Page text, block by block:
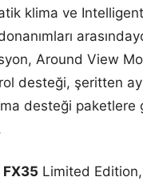
klima ve Intelligent
Around View
desteği, şeritten
desteği paketlere
Limited